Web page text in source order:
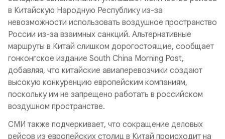
в Китайскую Народную Республику из-за
невозможности использовать воздушное пространство
России из-за взаимных санкций. Альтернативные
маршруты в Китай слишком дорогостоящие, сообщает
гонконгское издание South China Morning Post,
добавляя, что китайские авиаперевозчики создают
высокую конкуренцию европейским компаниям,
поскольку им не запрещено работать в российском
воздушном пространстве.
СМИ также подчеркивает, что сокращение деловых
рейсов из европейских столиц в Китай происходит на